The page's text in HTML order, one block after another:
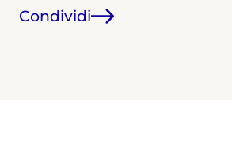
Condividi